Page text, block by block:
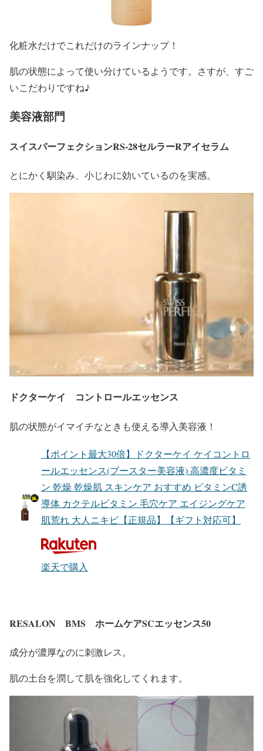
化粧水だけでこれだけのラインナップ！
肌の状態によって使い分けているようです。さすが、すご
いこだわりですね♪
美容液部門
スイスパーフェクションRS-28セルラーRアイセラム
とにかく馴染み、小じわに効いているのを実感。
ドクターケイ コントロールエッセンス
肌の状態がイマイチなときも使える導入美容液！
【ポイント最大30倍】ドクターケイ ケイコントロ
ールエッセンス(ブースター美容液) 高濃度ビタミ
ン 乾燥 乾燥肌 スキンケア おすすめ ビタミンC誘
導体 カクテルビタミン 毛穴ケア エイジングケア
肌荒れ 大人ニキビ【正規品】【ギフト対応可】
楽天で購入
RESALON BMS ホームケアSCエッセンス50
成分が濃厚なのに刺激レス。
肌の土台を潤して肌を強化してくれます。